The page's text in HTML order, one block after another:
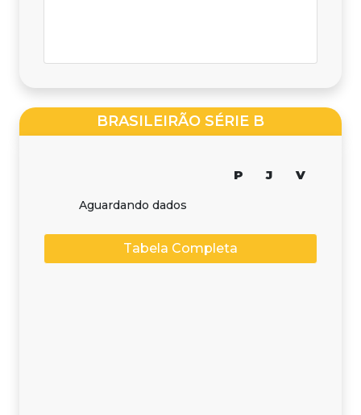
BRASILEIRÃO SÉRIE B
P J V
Aguardando dados
Tabela Completa